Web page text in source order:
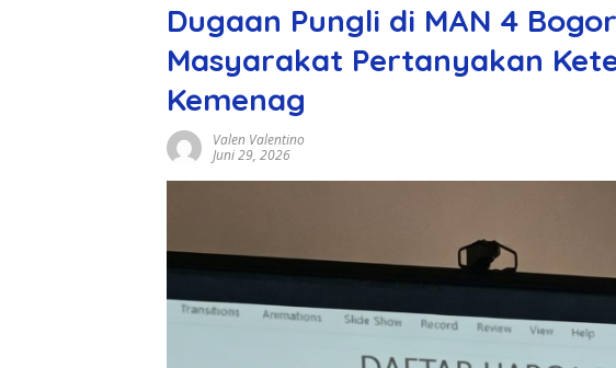
Dugaan Pungli di MAN 4
Masyarakat Pertanyakan
Kemenag
Valen Valentino
Juni 29, 2026